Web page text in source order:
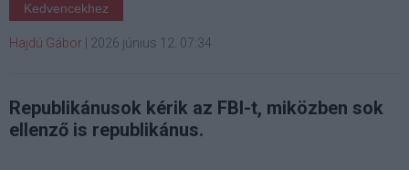
Kedvencekhez
Hajdú Gábor 2026 június 12. 07:34
Republikánusok kérik az FBI-t, miközben sok
ellenző is republikánus.